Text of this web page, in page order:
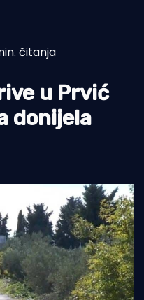
čitanja
u Prvić
donijela